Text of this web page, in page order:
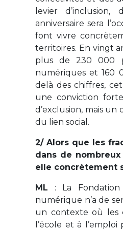
levier
anniversaire sera
font vivre
territoires. En vingt
plus de 230 000
numériques et 160
delà des chiffres,
une conviction
d’exclusion, mais un
du lien social.
2/ Alors que les
dans de
elle concrètement
ML : La
numérique n’a de
un contexte où les
l’école et à